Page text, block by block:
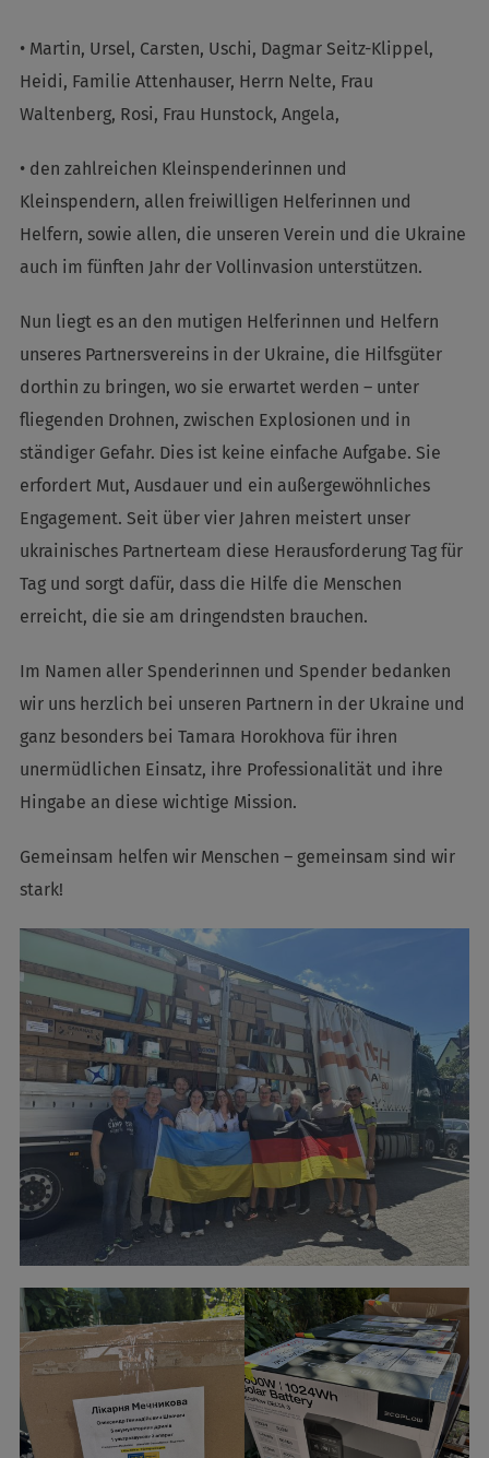
• Martin, Ursel, Carsten, Uschi, Dagmar Seitz-Klippel,
Heidi, Familie Attenhauser, Herrn Nelte, Frau
Waltenberg, Rosi, Frau Hunstock, Angela,
• den zahlreichen Kleinspenderinnen und
Kleinspendern, allen freiwilligen Helferinnen und
Helfern, sowie allen, die unseren Verein und die Ukraine
auch im fünften Jahr der Vollinvasion unterstützen.
Nun liegt es an den mutigen Helferinnen und Helfern
unseres Partnersvereins in der Ukraine, die Hilfsgüter
dorthin zu bringen, wo sie erwartet werden – unter
fliegenden Drohnen, zwischen Explosionen und in
ständiger Gefahr. Dies ist keine einfache Aufgabe. Sie
erfordert Mut, Ausdauer und ein außergewöhnliches
Engagement. Seit über vier Jahren meistert unser
ukrainisches Partnerteam diese Herausforderung Tag für
Tag und sorgt dafür, dass die Hilfe die Menschen
erreicht, die sie am dringendsten brauchen.
Im Namen aller Spenderinnen und Spender bedanken
wir uns herzlich bei unseren Partnern in der Ukraine und
ganz besonders bei Tamara Horokhova für ihren
unermüdlichen Einsatz, ihre Professionalität und ihre
Hingabe an diese wichtige Mission.
Gemeinsam helfen wir Menschen – gemeinsam sind wir
stark!